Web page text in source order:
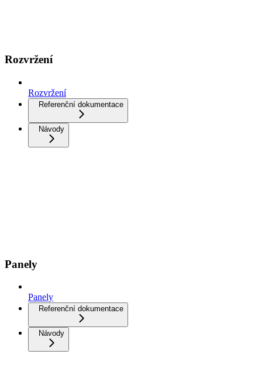
Rozvržení
Rozvržení
Referenční dokumentace
Návody
Panely
Panely
Referenční dokumentace
Návody